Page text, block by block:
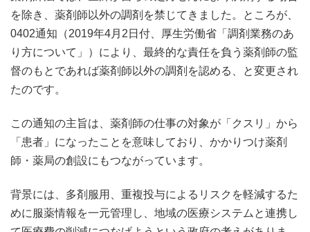
を除き、薬剤師以外の調剤を禁じてきました。ところが、
0402通知（2019年4月2日付、厚生労働省「調剤業務のあ
り方について」）により、最終的な責任を負う薬剤師の監
督のもとであれば薬剤師以外の調剤を認める、と変更され
たのです。
この通知の主旨は、薬剤師の仕事の対象が「クスリ」から
「患者」になったことを意味しており、かかりつけ薬剤
師・薬局の創設にもつながっています。
背景には、多剤服用、重複投与によるリスクを軽減するた
めに服薬情報を一元管理し、地域の医療システムと連携し